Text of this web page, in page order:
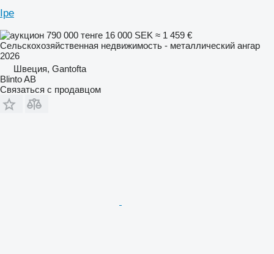
Ipe
790 000 тенге 16 000 SEK ≈ 1 459 €
Сельскохозяйственная недвижимость - металлический ангар
2026
Швеция, Gantofta
Blinto AB
Связаться с продавцом